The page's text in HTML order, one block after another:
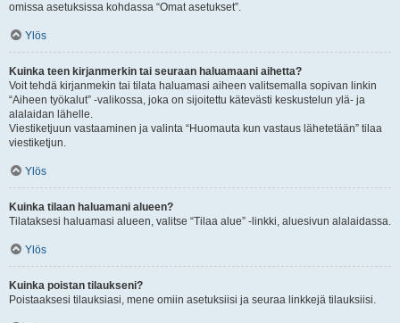
omissa asetuksissa kohdassa “Omat asetukset”.
Ylös
Kuinka teen kirjanmerkin tai seuraan haluamaani aihetta?
Voit tehdä kirjanmekin tai tilata haluamasi aiheen valitsemalla sopivan linkin
“Aiheen työkalut” -valikossa, joka on sijoitettu kätevästi keskustelun ylä- ja
alalaidan lähelle.
Viestiketjuun vastaaminen ja valinta “Huomauta kun vastaus lähetetään” tilaa
viestiketjun.
Ylös
Kuinka tilaan haluamani alueen?
Tilataksesi haluamasi alueen, valitse “Tilaa alue” -linkki, aluesivun alalaidassa.
Ylös
Kuinka poistan tilaukseni?
Poistaaksesi tilauksiasi, mene omiin asetuksiisi ja seuraa linkkejä tilauksiisi.